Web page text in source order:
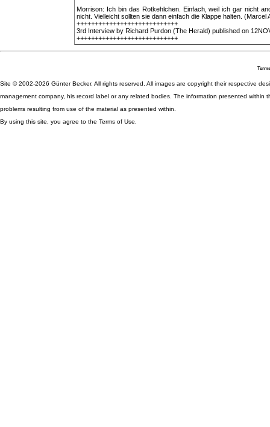
Morrison: Ich bin das Rotkehlchen. Einfach, weil ich gar nicht
nicht. Vielleicht sollten sie dann einfach die Klappe halten. (Marcel
++++++++++++++++++++++++++++
3rd Interview by Richard Purdon (The Herald) published on
++++++++++++++++++++++++++++
Site © 2002-2026 Günter Becker. All rights reserved. All images are copyright their respective
management company, his record label or any related bodies. The information presented
problems resulting from use of the material as presented within.
By using this site, you agree to the Terms of Use.